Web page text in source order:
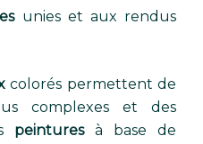
unies et aux rendus
colorés permettent de
complexes et des
peinturesà base de